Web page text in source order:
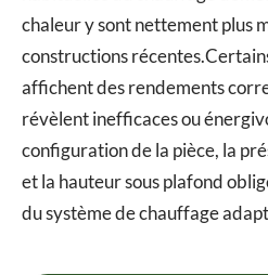
chaleur y sont nettement plus
constructions
affichent des rendements
révèlent inefficaces ou
configuration de la pièce, la
et la hauteur sous plafond
du système de chauffage